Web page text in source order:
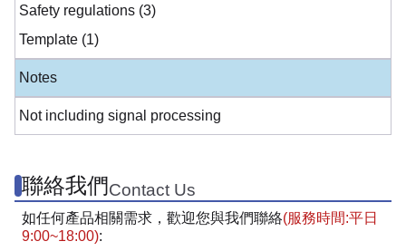
Safety regulations (3)
Template (1)
Notes
Not including signal processing
聯絡我們Contact Us
如任何產品相關需求，歡迎您與我們聯絡(服務時間:平日
9:00~18:00):